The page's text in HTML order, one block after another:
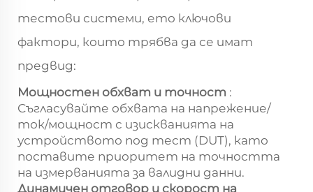
тестови системи, ето ключови
фактори, които трябва да се имат
предвид:
Мощностен обхват и точност :
Съгласувайте обхвата на напрежение/
ток/мощност с изискванията на
устройството под тест (DUT), като
поставите приоритет на точността
на измерванията за валидни данни.
Динамичен отговор и скорост на